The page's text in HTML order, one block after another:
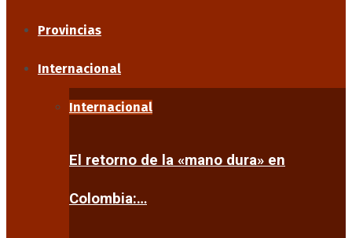
Provincias
Internacional
Internacional
El retorno de la «mano dura» en
Colombia:…